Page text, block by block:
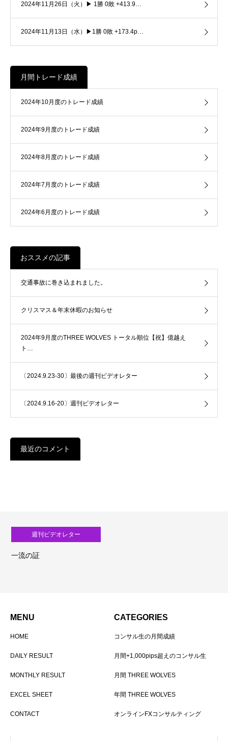
2024年11月26日（火）▶ 1勝 0敗 +413.9…
2024年11月13日（水）▶1勝 0敗 +173.4p…
月間トレード成績
2024年10月度のトレード成績
2024年9月度のトレード成績
2024年8月度のトレード成績
2024年7月度のトレード成績
2024年6月度のトレード成績
おススメの記事
交通事故に巻き込まれました。
クリスマス＆年末休暇のお知らせ
2024年9月度のTHREE WOLVES トータル順位【祝】億越え
ト…
〔2024.9.23-30〕最後の週刊ビデオレター
〔2024.9.16-20〕週刊ビデオレター
最近のコメント
週刊ビデオレター
一流の証
MENU
HOME
DAILY RESULT
MONTHLY RESULT
EXCEL SHEET
CONTACT
CATEGORIES
コンサル生の月間成績
月間+1,000pips超えのコンサル生
月間 THREE WOLVES
年間 THREE WOLVES
オンラインFXコンサルティング